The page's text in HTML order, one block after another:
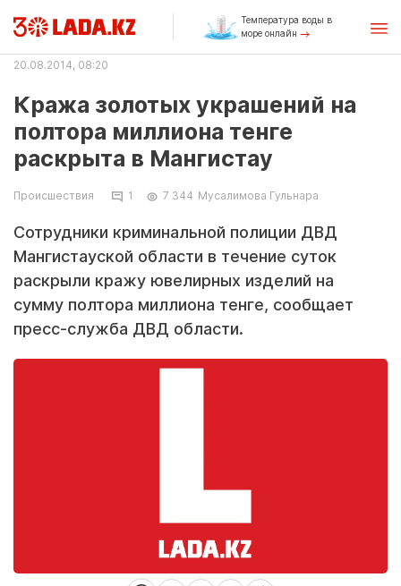
Температура воды в
море онлайн
20.08.2014, 08:20
Кража золотых украшений на
полтора миллиона тенге
раскрыта в Мангистау
Происшествия 1 7 344 Мусалимова Гульнара
Сотрудники криминальной полиции ДВД
Мангистауской области в течение суток
раскрыли кражу ювелирных изделий на
сумму полтора миллиона тенге, сообщает
пресс-служба ДВД области.